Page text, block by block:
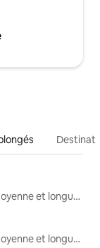
Locations moyenne et longue durée
Locations moyenne et longue durée